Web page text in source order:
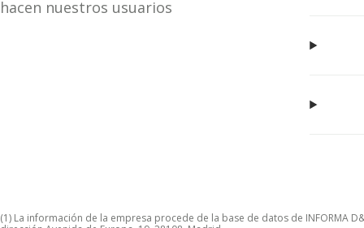
hacen nuestros usuarios
(1) La información de la empresa procede de la base de datos de INFORMA